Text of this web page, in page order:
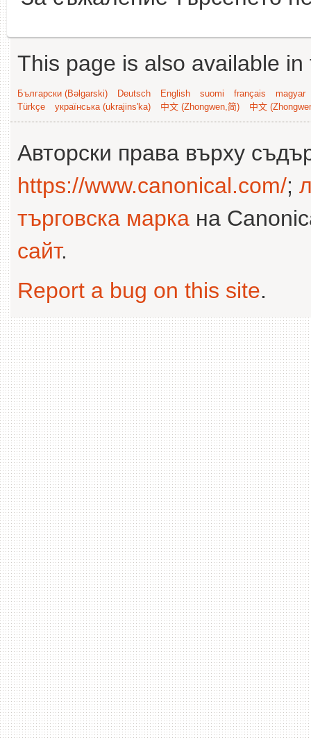
This page is also available
Български (Bəlgarski) Deutsch English suomi français
magyar
Türkçe
українська (ukrajins'ka) 中文 (Zhongwen,简) 中文
Авторски права върху
https://www.canonical.com/;
търговска марка на
сайт.
Report a bug on this site.